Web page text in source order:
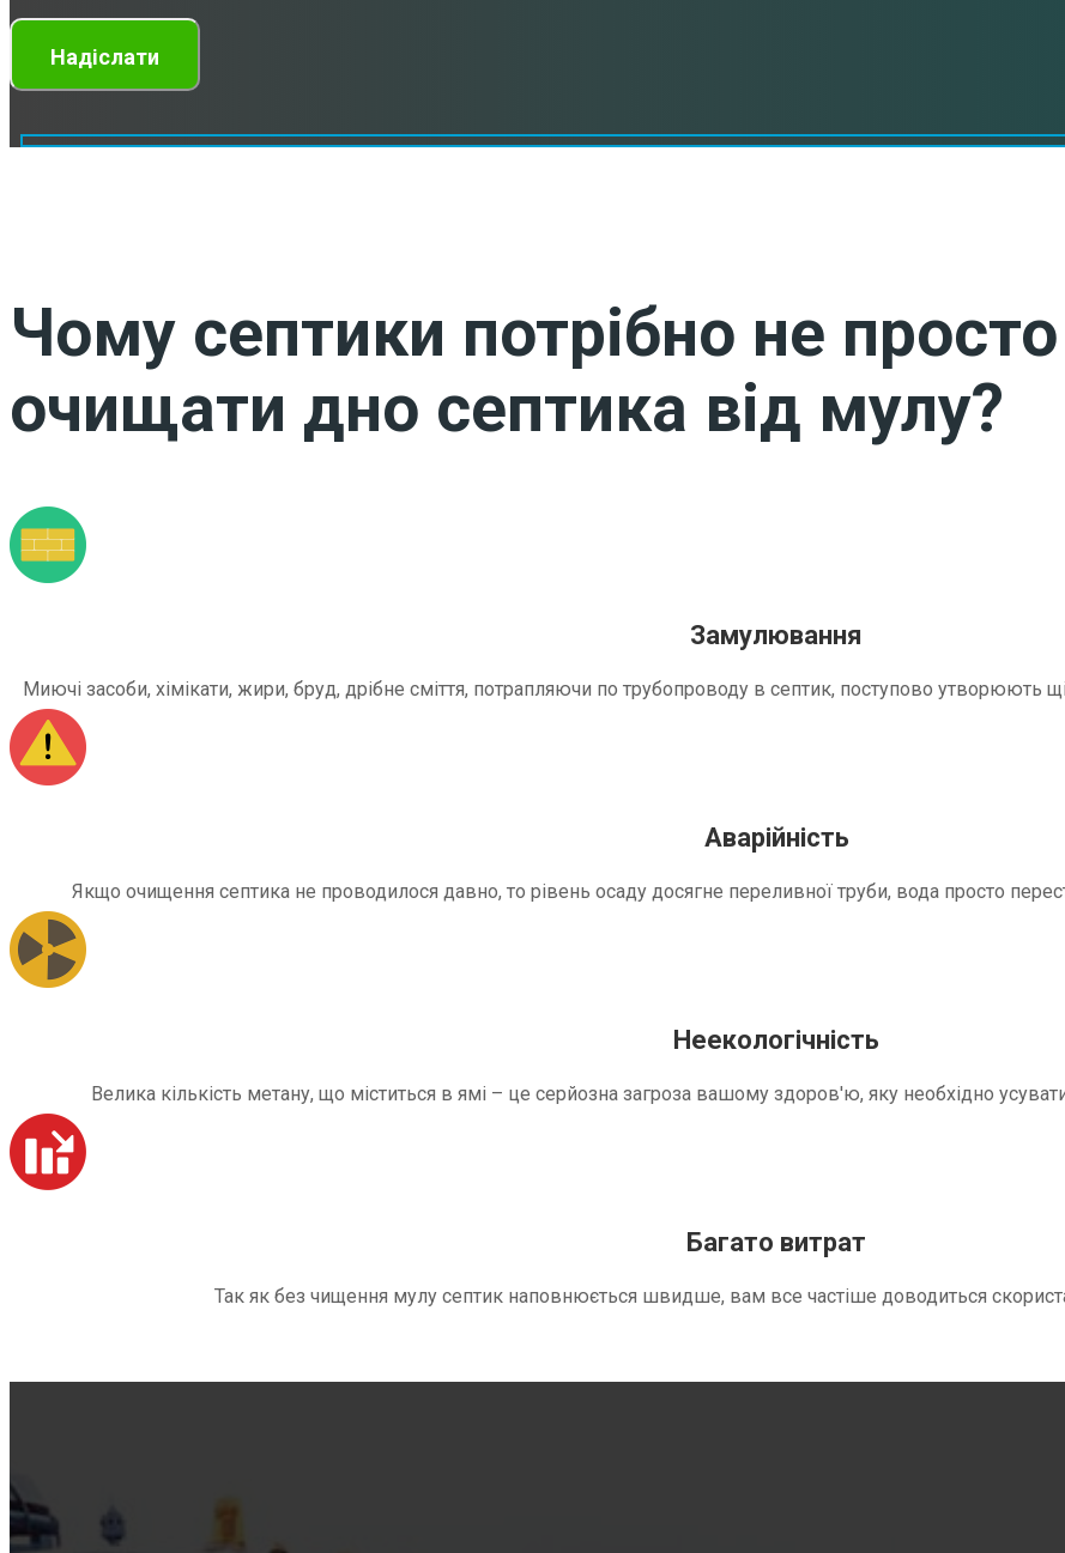
Чому септики потрібно не
очищати дно септика від мулу?
Замулювання
Миючі засоби, хімікати, жири, бруд, дрібне сміття, потрапляючи по трубопроводу в септик, поступово
Аварійність
Якщо очищення септика не проводилося давно, то рівень осаду досягне переливної труби, вода просто
Неекологічність
Велика кількість метану, що міститься в ямі – це серйозна загроза вашому здоров'ю, яку необхідно
Багато витрат
Так як без чищення мулу септик наповнюється швидше, вам все частіше доводиться